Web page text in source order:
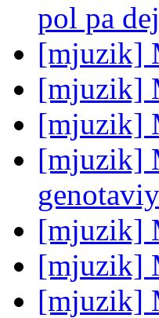
pol pa
[mjuzik]
[mjuzik]
[mjuzik]
[mjuzik]
[mjuzik]
[mjuzik]
[mjuzik]